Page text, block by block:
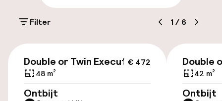
Parkeergelegenheid op eigen terrein
(buiten)
Parkeerservice
Filter 1 / 6
€ 472
Double or Twin Executive
48 m²
Ontbijt
Double
42 m²
Ontbijt